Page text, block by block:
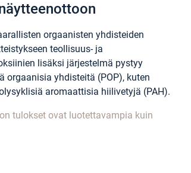
orgaanisten yhdisteiden
teollisuus- ja
lisäksi järjestelmä pystyy
orgaanisia yhdisteitä (POP), kuten
aromaattisia hiilivetyjä (PAH).
tulokset ovat luotettavampia kuin